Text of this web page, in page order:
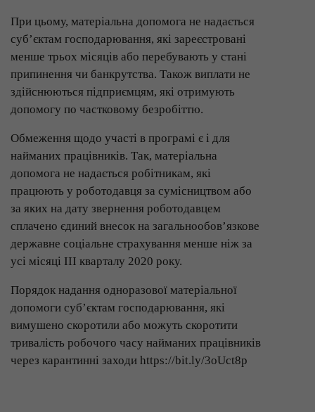
При цьому, матеріальна допомога не надається
суб’єктам господарювання, які зареєстровані
менше трьох місяців або перебувають у стані
припинення чи банкрутства. Також виплати не
здійснюються підприємцям, які отримують
допомогу по частковому безробіттю.
Обмеження щодо участі в програмі є і для
найманих працівників. Так, матеріальна
допомога не надається робітникам, які
працюють у роботодавця за сумісництвом або
за яких на дату звернення роботодавцем
сплачено єдиний внесок на загальнообов’язкове
державне соціальне страхування менше ніж за
усі місяці III кварталу 2020 року.
Порядок надання одноразової матеріальної
допомоги суб’єктам господарювання, які
вимушено скоротили або можуть скоротити
тривалість робочого часу найманих працівників
через карантинні заходи https://bit.ly/3oUct8p